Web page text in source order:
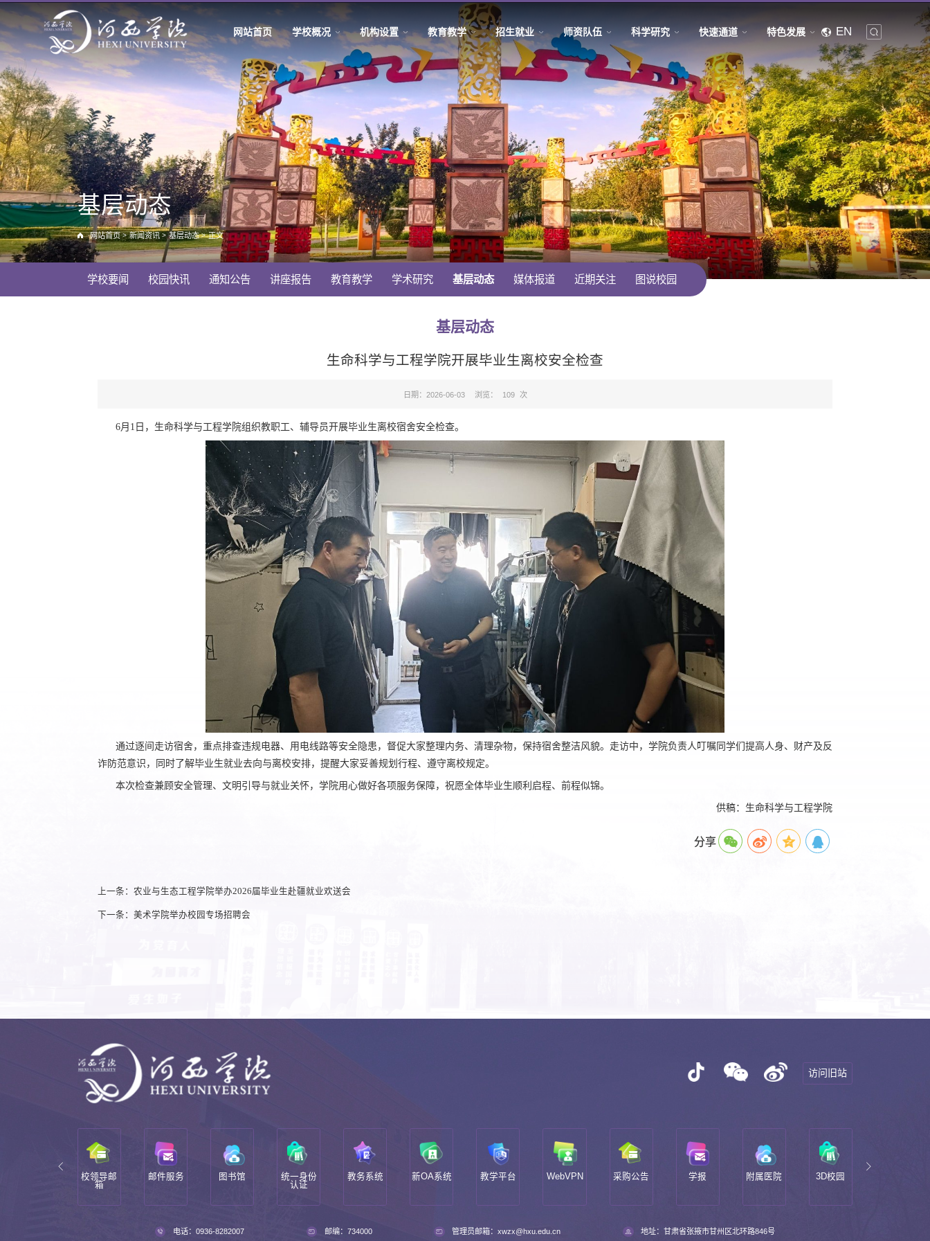
网站首页 学校概况 机构设置 教育教学 招生就业 师资队伍 科学研究 快速通道 特色发展 EN
基层动态
网站首页 > 新闻资讯 > 基层动态 > 正文
学校要闻 校园快讯 通知公告 讲座报告 教育教学 学术研究 基层动态 媒体报道 近期关注 图说校园
基层动态
生命科学与工程学院开展毕业生离校安全检查
日期：2026-06-03 浏览： 109 次
6月1日，生命科学与工程学院组织教职工、辅导员开展毕业生离校宿舍安全检查。
通过逐间走访宿舍，重点排查违规电器、用电线路等安全隐患，督促大家整理内务、清理杂物，保持宿舍整洁风貌。走访中，学院负责人叮嘱同学们提高人身、财产及反
诈防范意识，同时了解毕业生就业去向与离校安排，提醒大家妥善规划行程、遵守离校规定。
本次检查兼顾安全管理、文明引导与就业关怀，学院用心做好各项服务保障，祝愿全体毕业生顺利启程、前程似锦。
供稿：生命科学与工程学院
分享
上一条：农业与生态工程学院举办2026届毕业生赴疆就业欢送会
下一条：美术学院举办校园专场招聘会
访问旧站
校领导邮
邮件服务 图书馆
统一身份
教务系统 新OA系统 教学平台 WebVPN 采购公告 附属医院 3D校园
电话：0936-8282007 邮编：734000 管理员邮箱：xwzx@hxu.edu.cn 地址：甘肃省张掖市甘州区北环路846号